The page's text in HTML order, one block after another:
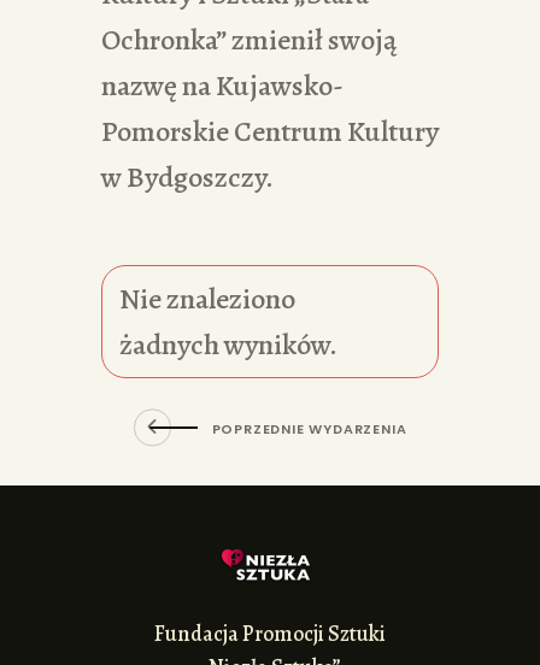
Ochronka” zmienił swoją
nazwę na Kujawsko-
Pomorskie Centrum Kultury
w Bydgoszczy.
Nie znaleziono
żadnych wyników.
POPRZEDNIE WYDARZENIA
Fundacja Promocji Sztuki